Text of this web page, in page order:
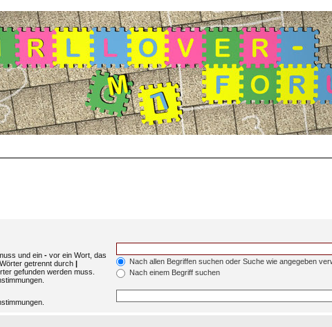
und ein - vor ein Wort, das
getrennt durch |
gefunden werden muss.
Nach allen Begriffen suchen oder Suche wie angegeben
Nach einem Begriff suchen